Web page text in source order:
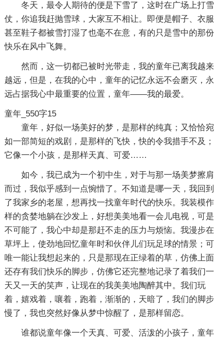
冬天，最令人期待的便是下雪了，这时在广场上打雪
仗，你追我赶抛雪球，大家互不相让。即便是帽子、衣服
甚至鞋子都被雪打湿了也毫不在意，有的只是雪中的那份
快乐在风中飞舞。
然而，这一切都已被时光带走，我的童年已离我越来
越远，但是，在我的心中，童年的记忆永远不会磨灭，永
远占据我心中最重要的位置，童年——我的最爱。
童年_550字15
童年，好似一场美好的梦，是那样的纯真；又恰恰宛
如一部简短的戏剧，是那样的飞快，快的令我措手不及；
它像一个小孩，是那样天真、可爱……
如今，我已成为一个初中生，对于与那一场美梦擦肩
而过，我似乎感到一点惋惜了。不知道是哪一天，我回到
了我家乡的老屋，想再找一找童年时代的快乐。我装模作
样的贪婪地躺在沙发上，好想美美地看一会儿电视，可是
不可能了，我心中却是那赶不走的压力与烦恼。我漫步在
草坪上，使劲地回忆童年时和伙伴儿们玩足球的情景；可
唯一能让我想起来的，只是那现在正绿着的草，仿佛上面
还存有我们快乐的脚步，仿佛它还完整地记录了着我们一
天又一天的笑声，让现在的我美美地陶醉其中。我们玩
着，嬉戏着，嚷着，跑着，渐渐的，天暗了，我们的脚步
慢了，我也突然好像从梦中惊醒了，是那样留恋。
谁都说童年像一个天真、可爱、活泼的小孩子，童年